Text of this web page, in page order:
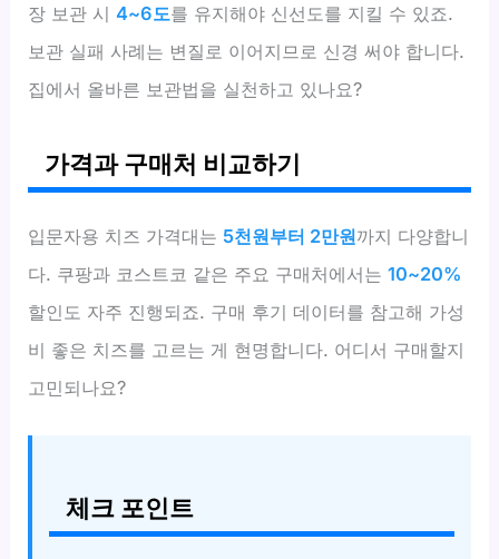
장 보관 시4~6도를 유지해야 신선도를 지킬 수 있죠.
보관 실패 사례는 변질로 이어지므로 신경 써야 합니다.
집에서 올바른 보관법을 실천하고 있나요?
가격과 구매처 비교하기
입문자용 치즈 가격대는 5천원부터 2만원까지 다양합니
다. 쿠팡과 코스트코 같은 주요 구매처에서는10~20%
할인도 자주 진행되죠. 구매 후기 데이터를 참고해 가성
비 좋은 치즈를 고르는 게 현명합니다. 어디서 구매할지
고민되나요?
체크 포인트